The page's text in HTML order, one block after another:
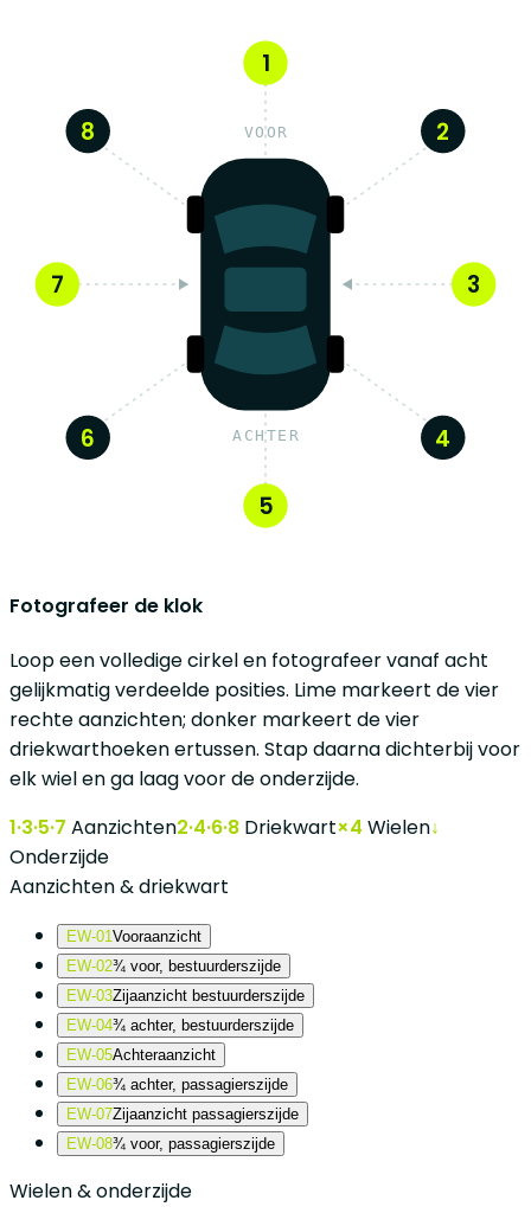
VOOR
ACHTER
1
2
3
4
5
6
7
8
Fotografeer de klok
Loop een volledige cirkel en fotografeer vanaf acht
gelijkmatig verdeelde posities. Lime markeert de vier
rechte aanzichten; donker markeert de vier
driekwarthoeken ertussen. Stap daarna dichterbij voor
elk wiel en ga laag voor de onderzijde.
1·3·5·7 Aanzichten2·4·6·8 Driekwart×4 Wielen↓
Onderzijde
Aanzichten & driekwart
EW-01Vooraanzicht
EW-02¾ voor, bestuurderszijde
EW-03Zijaanzicht bestuurderszijde
EW-04¾ achter, bestuurderszijde
EW-05Achteraanzicht
EW-06¾ achter, passagierszijde
EW-07Zijaanzicht passagierszijde
EW-08¾ voor, passagierszijde
Wielen & onderzijde